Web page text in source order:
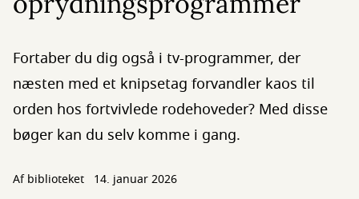
Fortaber du dig også i tv-programmer, der
næsten med et knipsetag forvandler kaos til
orden hos fortvivlede rodehoveder? Med disse
bøger kan du selv komme i gang.
Af biblioteket 14. januar 2026